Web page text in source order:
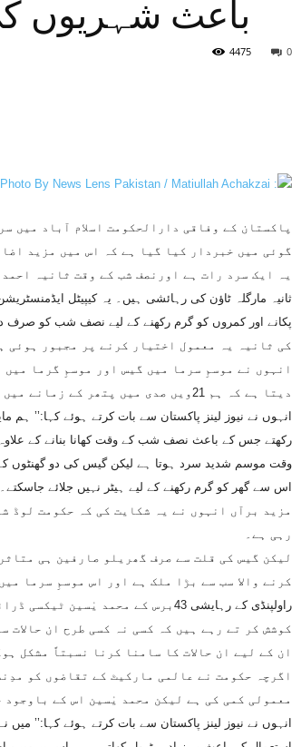
باعث شہریوں
0
4475
پاکستان کے وفاقی دارالحکومت اسلام آباد میں
گوئی میں خبردار کیا گیا ہے کہ اس میں مزید
یہ ایک سرد رات ہے اورنصف شب کے وقت ثانیہ
ثانیہ مارگلہ ٹاؤن کی رہائشی ہیں۔ یہ کیپیٹل
کی ثانیہ یہ معمول اختیار کرنے پر مجبور ہوئی
انہوں نے موسمِ سرما میں گیس اور موسمِ گرما
دیتا ہے کہ ہم 21ویں صدی میں پتھر کے زمانے میں رہنے پر مجبور کردیے گئے ہیں۔‘‘
انہوں نے نیوز لینز پاکستان سے بات کرتے ہوئے کہا:’’
رکھتے جس کے باعث نصف شب کے وقت کھانا بنانے کے علاوہ
وقت موسم شدید سرد ہوتا ہے لیکن گیس کی دو گھنٹوں
اس سے گھر کو گرم رکھنے کے لیے ہیٹر نہیں جلائے جاسکتے۔
مزید برآں انہوں نے یہ شکایت کی کہ حکومت لوڈ
رہی ہے۔
لیکن گیس کی قلت سے صرف گھریلو صارفین ہی
کرنے والا سب سے بڑا ملک ہے اور اس موسمِ سرما
راولپنڈی کے رہایشی 43برس کے محمد
کوشش کر تے رہے ہیں کہ کسی نہ کسی طرح ان
ان کے لیے ان حالات کا سامنا کرنا نسبتاً مشکل
اگرچہ حکومت نے عالمی مارکیٹ کے تقاضوں کو
معمولی کمی کی ہے لیکن محمد یٰسین اس کے باوجود
انہوں نے نیوز لینز پاکستان سے بات کرتے ہوئے